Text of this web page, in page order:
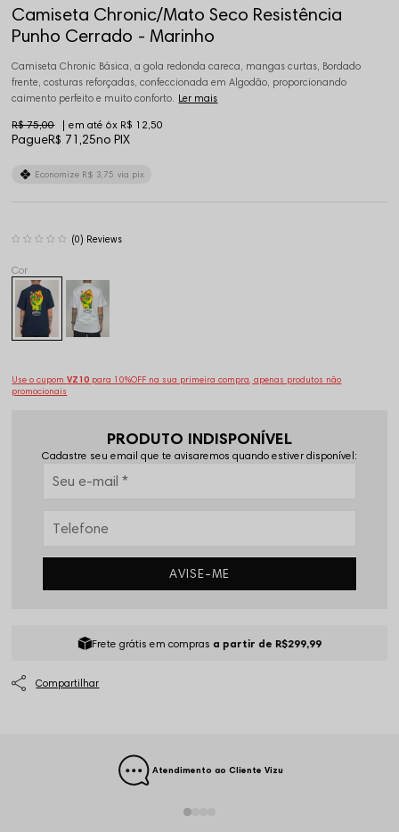
Camiseta Chronic/Mato Seco Resistência
Punho Cerrado - Marinho
Camiseta Chronic Básica, a gola redonda careca, mangas curtas, Bordado
frente, costuras reforçadas, confeccionada em Algodão, proporcionando
caimento perfeito e muito conforto. Ler mais
PagueR$ 71,25no PIX
R$ 75,00 6x R$ 12,50
Economize R$ 3,75 via pix
(0)
Use o cupomVZ10 para 10%OFF na sua primeira compra, apenas produtos não
promocionais
PRODUTO INDISPONÍVEL
Cadastre seu email que te avisaremos quando estiver disponível:
AVISE-ME
Frete grátis em compras a partir de R$299,99
Atendimento ao Cliente Vizu